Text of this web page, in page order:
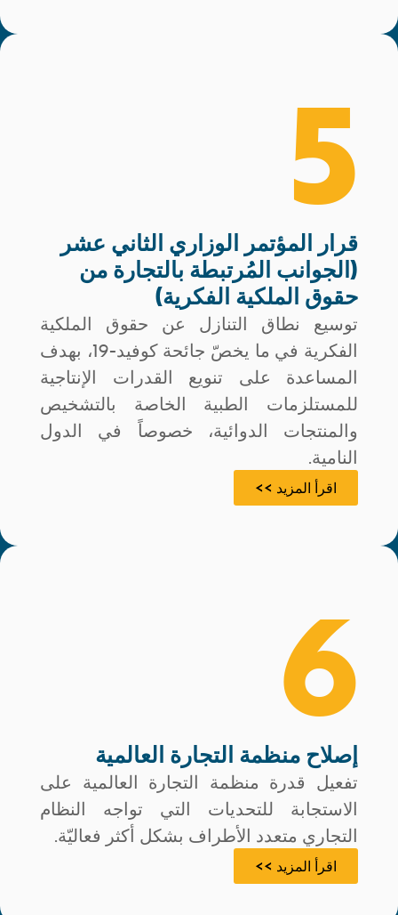
5
قرار المؤتمر الوزاري الثاني عشر
(الجوانب المُرتبطة بالتجارة من
حقوق الملكية الفكرية)
توسيع نطاق التنازل عن حقوق الملكية
الفكرية في ما يخصّ جائحة كوفيد-19، بهدف
المساعدة على تنويع القدرات الإنتاجية
للمستلزمات الطبية الخاصة بالتشخيص
والمنتجات الدوائية، خصوصاً في الدول
النامية.
اقرأ المزيد >>
6
إصلاح منظمة التجارة العالمية
تفعيل قدرة منظمة التجارة العالمية على
الاستجابة للتحديات التي تواجه النظام
التجاري متعدد الأطراف بشكل أكثر فعاليّة.
اقرأ المزيد >>